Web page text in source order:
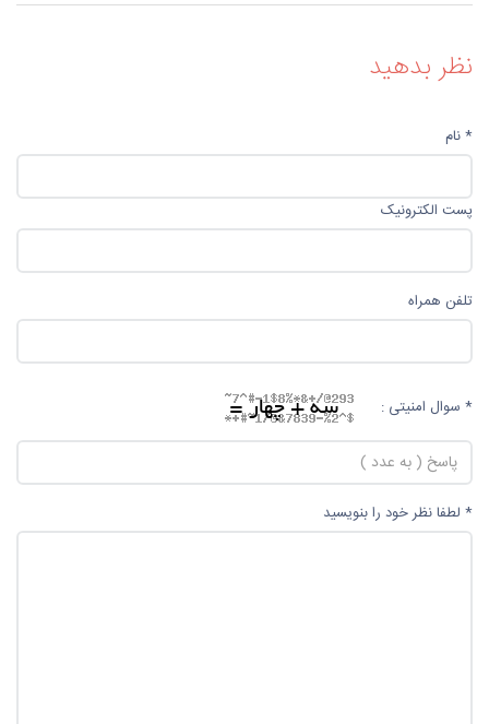
نظر بدهید
* نام
پست الکترونیک
تلفن همراه
* سوال امنیتی :
* لطفا نظر خود را بنویسید